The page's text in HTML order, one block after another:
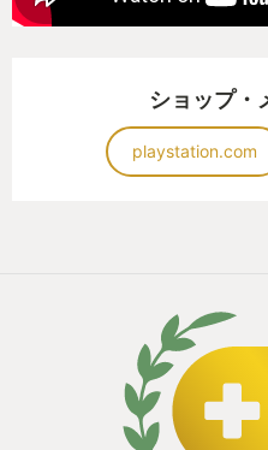
ショップ・
playstation.com